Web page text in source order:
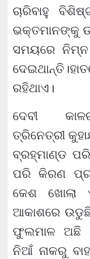
ଚାରିବାହୁ
ଭକ୍ତମାନଙ୍କୁ
ସମୟରେ ନିମ୍ନ
ରହିଥାଏ।
ଦେବୀ
ତ୍ରିନେତ୍ରୀ
ବ୍ରହ୍ମାଣ୍ଡ
ପରି କିରଣ
କେଶ ଖୋଲା
ଆକାଶରେ
ଫୁଲମାଳ ଅଛି
ନିଆଁ ନାକରୁ